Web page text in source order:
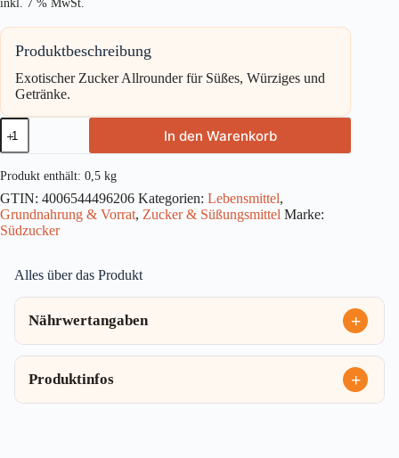
Produktbeschreibung
Exotischer Zucker Allrounder für Süßes, Würziges und
Getränke.
Südzucker
Weisser
Rohrzucker
500g
Menge
In den Warenkorb
Produkt enthält: 0,5 kg
GTIN: 4006544496206 Kategorien: Lebensmittel,
Grundnahrung & Vorrat, Zucker & Süßungsmittel Marke:
Südzucker
Alles über das Produkt
Nährwertangaben
Produktinfos